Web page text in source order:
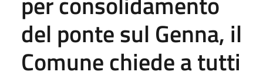
del ponte sul Genna, il
Comune chiede a tutti